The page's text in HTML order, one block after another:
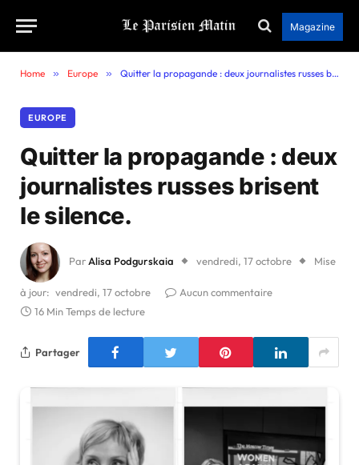
Magazine
Home » Europe » Quitter la propagande : deux journalistes russes brisent le silence.
EUROPE
Quitter la propagande : deux
journalistes russes brisent
le silence.
Par Alisa Podgurskaia vendredi, 17 octobre Mise
à jour: vendredi, 17 octobre
Aucun commentaire
16 Min Temps de lecture
Partager